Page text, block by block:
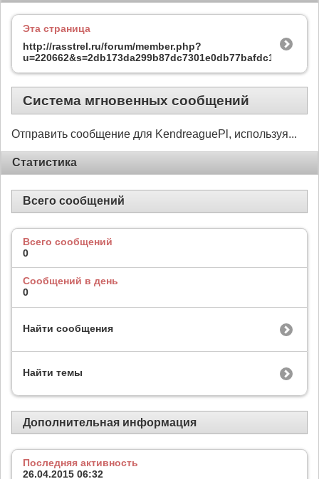
Эта страница
http://rasstrel.ru/forum/member.php?
u=220662&s=2db173da299b87dc7301e0db77bafdc1
Система мгновенных сообщений
Отправить сообщение для KendreaguePl, используя...
Статистика
Всего сообщений
Всего сообщений
0
Сообщений в день
0
Найти сообщения
Найти темы
Дополнительная информация
Последняя активность
26.04.2015 06:32